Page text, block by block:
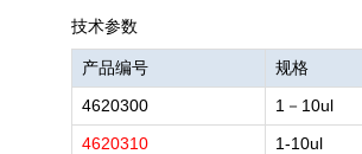
技术参数
产品编号
规格
4620300
1－10ul
4620310
1-10ul